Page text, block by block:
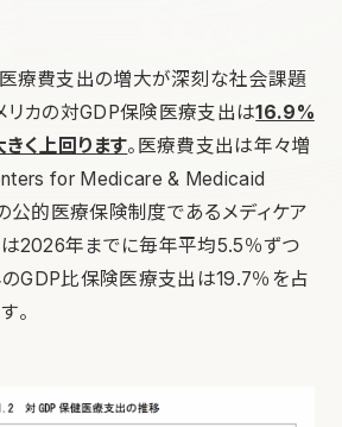
療費支出の増大が深刻な社会課題
リカの対GDP保険医療支出は16.9%
く上回ります。医療費支出は年々増
for Medicare & Medicaid
公的医療保険制度であるメディケア
は2026年までに毎年平均5.5％ずつ
のGDP比保険医療支出は19.7％を占
。